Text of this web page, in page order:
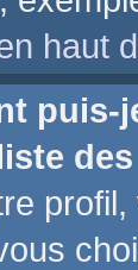
haut
puis-